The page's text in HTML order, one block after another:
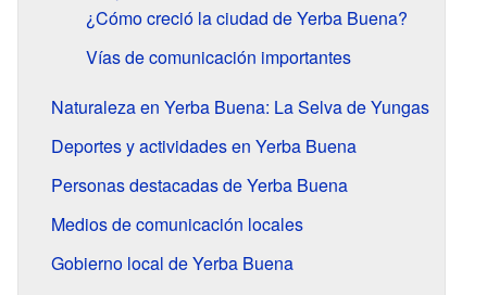
¿Cómo creció la ciudad de Yerba Buena?
Vías de comunicación importantes
Naturaleza en Yerba Buena: La Selva de Yungas
Deportes y actividades en Yerba Buena
Personas destacadas de Yerba Buena
Medios de comunicación locales
Gobierno local de Yerba Buena